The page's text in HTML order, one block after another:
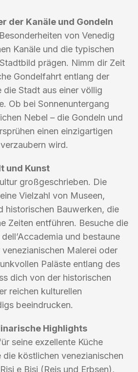
der Kanäle und Gondeln
von Venedig
Kanäle und die typischen
prägen. Nimm dir Zeit
Gondelfahrt entlang der
die Stadt aus einer völlig
Ob bei Sonnenuntergang
Nebel – die Gondeln und
einen einzigartigen
wird.
und Kunst
großgeschrieben. Die
Vielzahl von Museen,
historischen Bauwerken, die
Zeiten entführen. Besuche die
und bestaune
Malerei oder
Paläste entlang des
dich von der historischen
reichen kulturellen
beeindrucken.
Highlights
seine exzellente Küche
die köstlichen venezianischen
e Bisi (Reis und Erbsen),